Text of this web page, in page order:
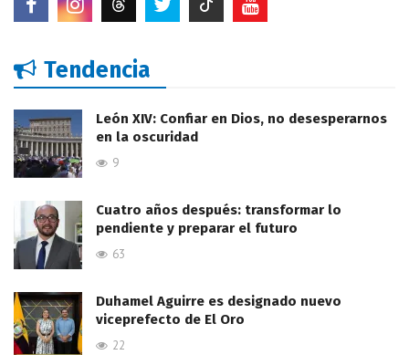
Tendencia
León XIV: Confiar en Dios, no desesperarnos
en la oscuridad
9
Cuatro años después: transformar lo
pendiente y preparar el futuro
63
Duhamel Aguirre es designado nuevo
viceprefecto de El Oro
22